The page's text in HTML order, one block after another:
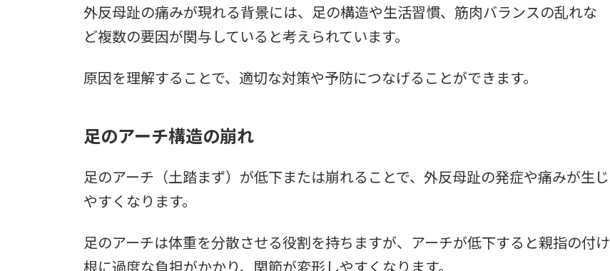
外反母趾の痛みが現れる背景には、足の構造や生活習慣、筋肉バランスの乱れな
ど複数の要因が関与していると考えられています。
原因を理解することで、適切な対策や予防につなげることができます。
足のアーチ構造の崩れ
足のアーチ（土踏まず）が低下または崩れることで、外反母趾の発症や痛みが生じ
やすくなります。
足のアーチは体重を分散させる役割を持ちますが、アーチが低下すると親指の付け
根に過度な負担がかかり、関節が変形しやすくなります。